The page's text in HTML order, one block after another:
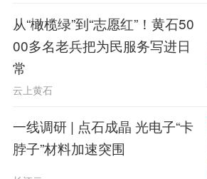
现在可不一样了。手
州长江”智慧巡堤APP，
段走一遍，发现问题拍
人机天上飞，哪儿有
圾，一清二楚。“这叫‘
从“橄榄绿”到“志愿红”！黄石50
00多名老兵把为民服务写进日
常
云上黄石
一线调研 | 点石成晶 光电子“卡
脖子”材料加速突围